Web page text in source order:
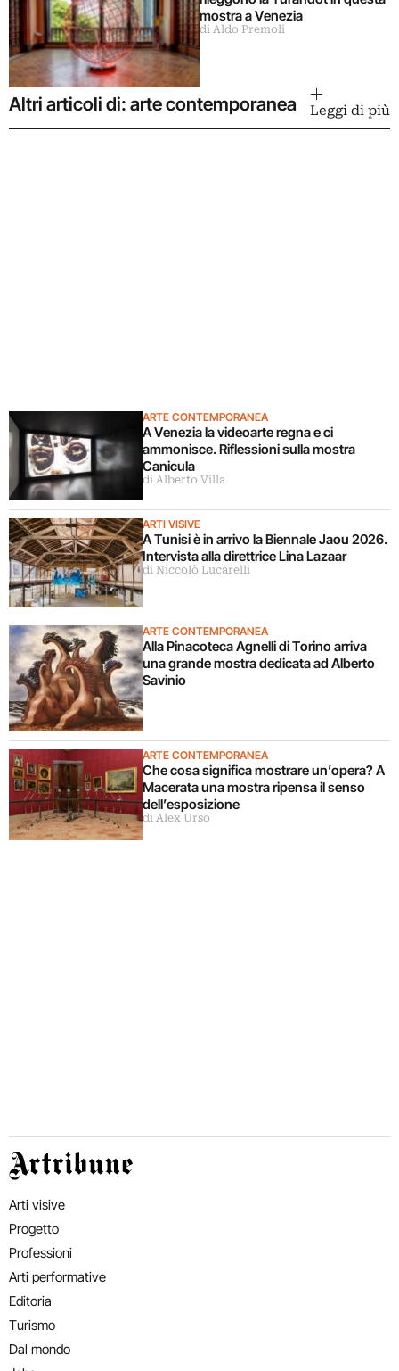
mostra a Venezia
di Aldo Premoli
Altri articoli di: arte contemporanea Leggi di più
ARTE CONTEMPORANEA
A Venezia la videoarte regna e ci
ammonisce. Riflessioni sulla mostra
Canicula
di Alberto Villa
ARTI VISIVE
A Tunisi è in arrivo la Biennale Jaou 2026.
Intervista alla direttrice Lina Lazaar
di Niccolò Lucarelli
ARTE CONTEMPORANEA
Alla Pinacoteca Agnelli di Torino arriva
una grande mostra dedicata ad Alberto
Savinio
ARTE CONTEMPORANEA
Che cosa significa mostrare un’opera? A
Macerata una mostra ripensa il senso
dell’esposizione
di Alex Urso
Artribune
Arti visive
Progetto
Professioni
Arti performative
Editoria
Turismo
Dal mondo